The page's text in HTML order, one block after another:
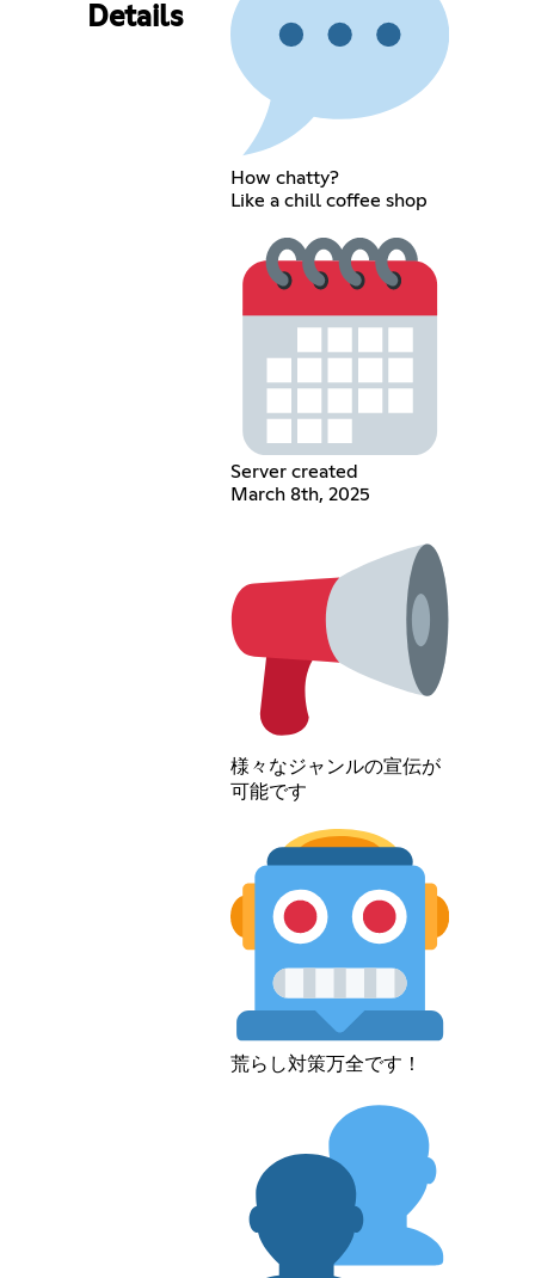
Details
How chatty?
Like a chill coffee shop
Server created
March 8th, 2025
様々なジャンルの宣伝が
可能です
荒らし対策万全です！